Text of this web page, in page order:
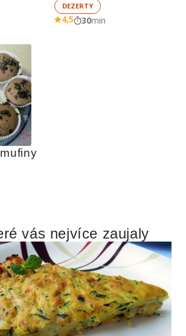
DEZERTY
4,5 30min
vás nejvíce zaujaly